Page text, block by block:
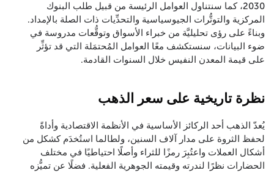
2030، كما سنتناول العوامل الرئيسة من قبيل طلب البنوك
المركزية والتوتُّرات الجيوسياسية والتحدِّيات ذات الصلة بالإمداد.
وبناءً على رؤى تحليليَّة من خبراء الأسواق وتوقُّعات مدروسة في
ضوء البيانات، سنستكشف معًا العوامل المُحتمَلة التي قد تؤثِّر
على قيمة المعدن النفيس خلال السنوات القادمة.
نظرة تاريخية على سعر الذهب
يُعدّ الذهب أحد الركائز الأساسية في الأنظمة الاقتصادية وأداةً
لحفظ الثروة على مدار آلاف السنين، ولطالما استُخدَم كشكل من
أشكال العملات واعتُبِرَ رمزًا للثراء وأصلًا احتياطيًا في مختلف
الحضارات نظرًا لندرته وقيمته الجوهرية الفعلية. فضلًا عن تميُّزه